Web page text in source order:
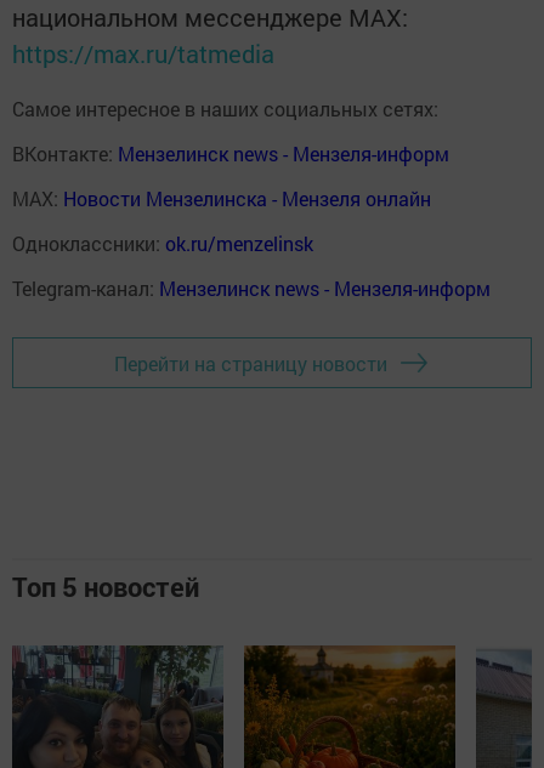
национальном мессенджере MАХ:
https://max.ru/tatmedia
Самое интересное в наших социальных сетях:
ВКонтакте: Мензелинск news - Мензеля-информ
MAX: Новости Мензелинска - Мензеля онлайн
Одноклассники: ok.ru/menzelinsk
Telegram-канал: Мензелинск news - Мензеля-информ
Перейти на страницу новости
Топ 5 новостей